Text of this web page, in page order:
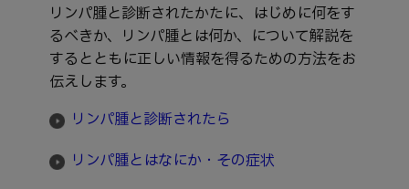
リンパ腫と診断されたかたに、はじめに何をす
るべきか、リンパ腫とは何か、について解説を
するとともに正しい情報を得るための方法をお
伝えします。
リンパ腫と診断されたら
リンパ腫とはなにか・その症状